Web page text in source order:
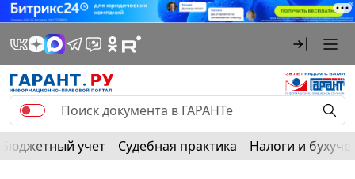
Бюджетный учет Судебная практика Налоги и